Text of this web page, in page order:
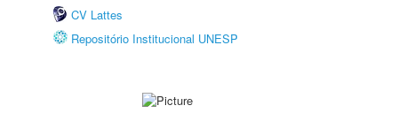
CV Lattes
Repositório Institucional UNESP